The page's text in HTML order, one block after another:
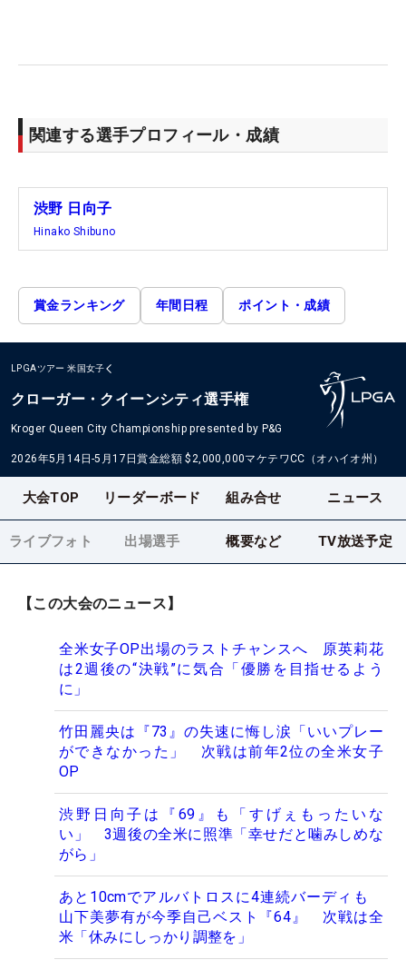
関連する選手プロフィール・成績
渋野 日向子
Hinako Shibuno
賞金ランキング 年間日程 ポイント・成績
LPGAツアー 米国女子
クローガー・クイーンシティ選手権
Kroger Queen City Championship presented by P&G
2026年5月14日-5月17日賞金総額 $2,000,000マケテワCC（オハイオ州）
大会TOP リーダーボード 組み合せ ニュース
ライブフォト 出場選手 概要など TV放送予定
【この大会のニュース】
全米女子OP出場のラストチャンスへ 原英莉花
は2週後の“決戦”に気合「優勝を目指せるよう
に」
竹田麗央は『73』の失速に悔し涙「いいプレー
ができなかった」 次戦は前年2位の全米女子
OP
渋野日向子は『69』も「すげぇもったいな
い」 3週後の全米に照準「幸せだと噛みしめな
がら」
あと10cmでアルバトロスに4連続バーディも
山下美夢有が今季自己ベスト『64』 次戦は全
米「休みにしっかり調整を」